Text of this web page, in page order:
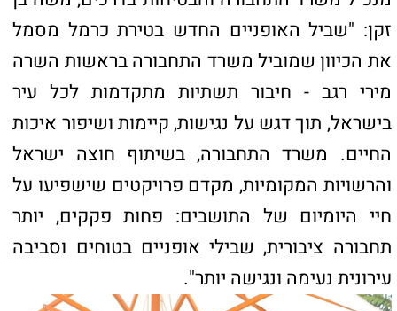
מפת האתר
ראשי
טירת הכרמל
חיפה
רכסים
קרית שמואל
קרית מוצקין
קרית ביאליק
עכו
כאן יכולים להופיע כל מיני קישורים
כאן יכולים להופיע כל מיני קישורים
כאן יכולים להופיע כל מיני קישורים
קישורים חשובים